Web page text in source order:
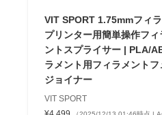
VIT SPORT 1.75mmフィ
プリンター用簡単操作フ
ントスプライサー | PLA/
ラメント用フィラメント
ジョイナー
VIT SPORT